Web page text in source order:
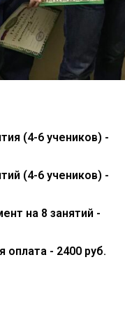
(4-6 учеников) -
(4-6 учеников) -
на 8 занятий -
оплата - 2400 руб.